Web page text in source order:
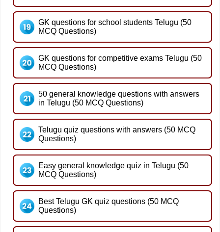
GK questions for school students Telugu (50
MCQ Questions)
GK questions for competitive exams Telugu (50
MCQ Questions)
50 general knowledge questions with answers
in Telugu (50 MCQ Questions)
Telugu quiz questions with answers (50 MCQ
Questions)
Easy general knowledge quiz in Telugu (50
MCQ Questions)
Best Telugu GK quiz questions (50 MCQ
Questions)